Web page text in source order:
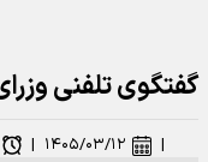
گفتگوی تلفنی
| ۱۴۰۵/۰۳/۱۲ |